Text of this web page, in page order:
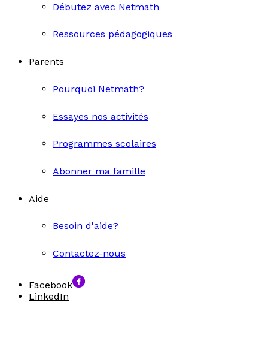
Débutez avec Netmath
Ressources pédagogiques
Parents
Pourquoi Netmath?
Essayes nos activités
Programmes scolaires
Abonner ma famille
Aide
Besoin d'aide?
Contactez-nous
Facebook
LinkedIn